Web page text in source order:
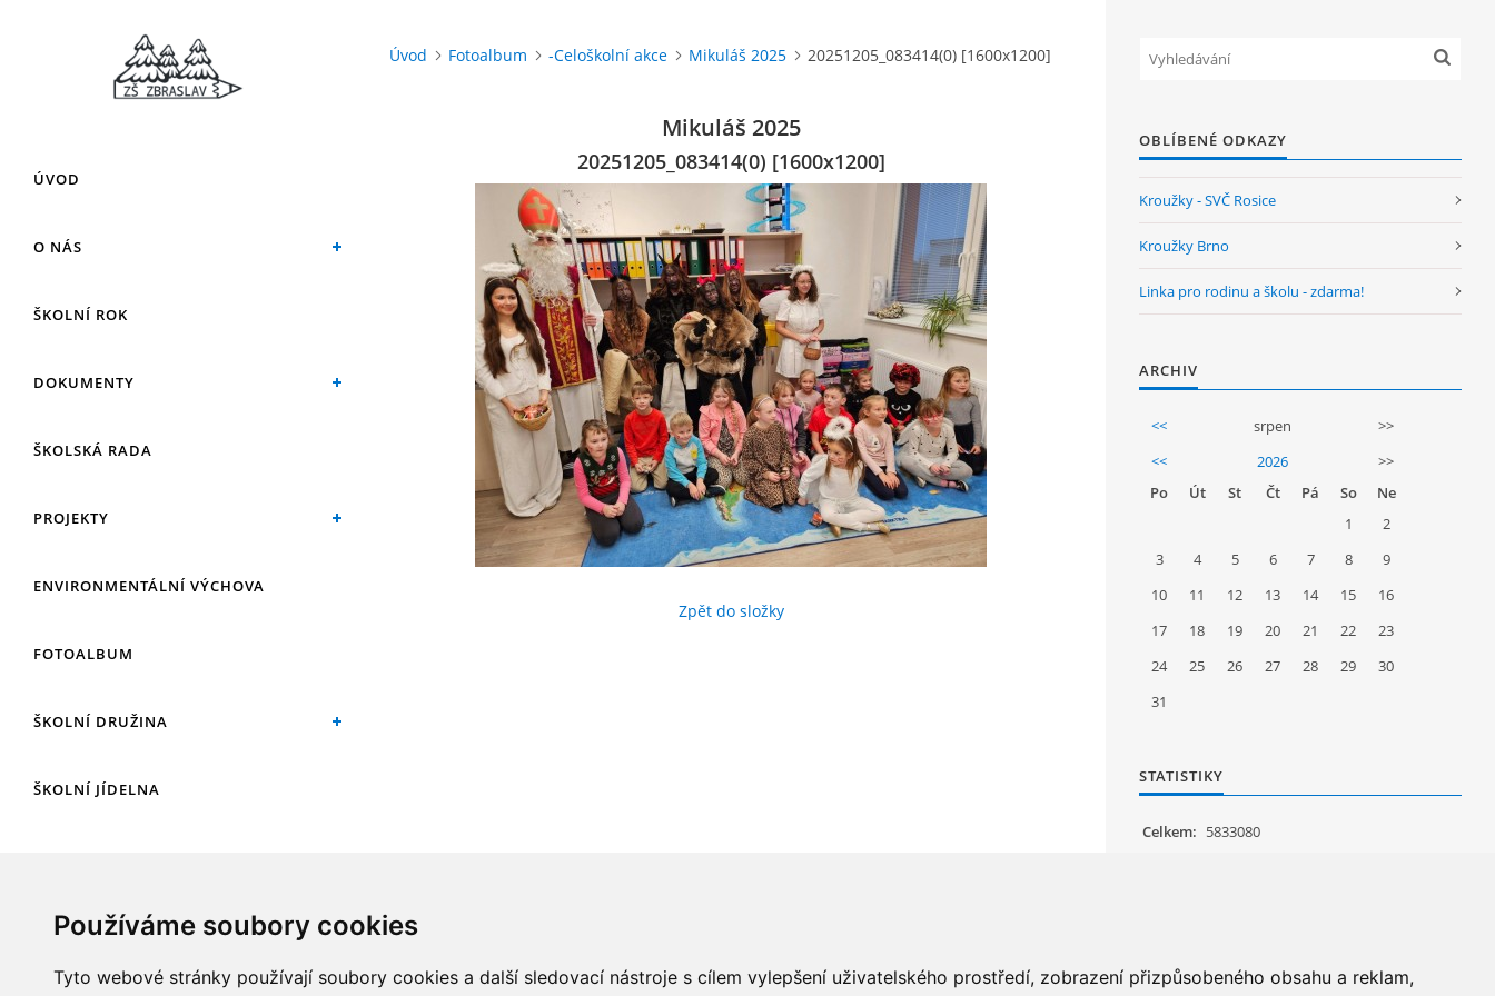
Používáme soubory cookies
Tyto webové stránky používají soubory cookies a další sledovací nástroje s cílem vylepšení uživatelského prostředí, zobrazení přizpůsobeného obsahu a reklam,
ÚVOD
O NÁS
ŠKOLNÍ ROK
DOKUMENTY
ŠKOLSKÁ RADA
PROJEKTY
ENVIRONMENTÁLNÍ VÝCHOVA
FOTOALBUM
ŠKOLNÍ DRUŽINA
ŠKOLNÍ JÍDELNA
KROUŽKY
Úvod Fotoalbum -Celoškolní akce Mikuláš 2025 20251205_083414(0) [1600x1200]
Mikuláš 2025
20251205_083414(0) [1600x1200]
Zpět do složky
OBLÍBENÉ ODKAZY
Kroužky - SVČ Rosice
Kroužky Brno
Linka pro rodinu a školu - zdarma!
ARCHIV
<< srpen
>>
<<
2026
>>
Po
Út St Čt Pá So
Ne
1
2
3
4 5 6 7 8
9
10
11 12 13 14 15
16
17
18 19 20 21 22
23
24
25 26 27 28 29
30
31
STATISTIKY
Celkem: 5833080